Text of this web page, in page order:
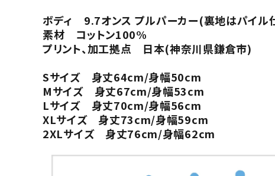
ボディ 9.7オンス プルパーカー(裏地はパイル
素材 コットン100%
プリント、加工拠点 日本(神奈川県鎌倉市)
Sサイズ 身丈64cm/身幅50cm
Mサイズ 身丈67cm/身幅53cm
Lサイズ 身丈70cm/身幅56cm
XLサイズ 身丈73cm/身幅59cm
2XLサイズ 身丈76cm/身幅62cm